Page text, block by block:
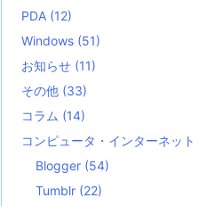
PDA (12)
Windows (51)
お知らせ (11)
その他 (33)
コラム (14)
コンピュータ・インターネット
Blogger (54)
Tumblr (22)